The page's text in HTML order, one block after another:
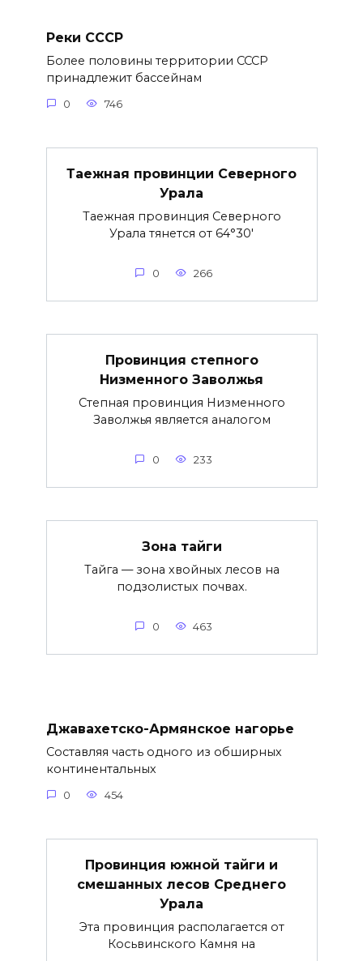
Реки СССР
Более половины территории СССР
принадлежит бассейнам
0 746
Таежная провинции Северного
Урала
Таежная провинция Северного
Урала тянется от 64°30′
0 266
Провинция степного
Низменного Заволжья
Степная провинция Низменного
Заволжья является аналогом
0 233
Зона тайги
Тайга — зона хвойных лесов на
подзолистых почвах.
0 463
Джавахетско-Армянское нагорье
Составляя часть одного из обширных
континентальных
0 454
Провинция южной тайги и
смешанных лесов Среднего
Урала
Эта провинция располагается от
Косьвинского Камня на